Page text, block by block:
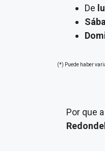
De
(*) Puede haber
Por que